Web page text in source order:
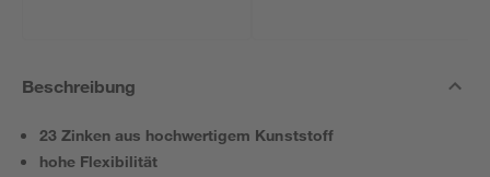
Beschreibung
23 Zinken aus hochwertigem Kunststoff
hohe Flexibilität